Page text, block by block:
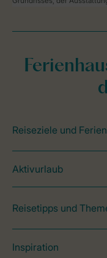
Reiseziele und
Aktivurlaub
Reisetipps und
Inspiration